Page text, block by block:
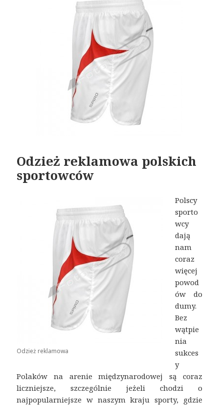
Odzież reklamowa polskich
sportowców
Odzież reklamowa
Polscy
sporto
wcy
dają
nam
coraz
więcej
powod
ów do
dumy.
Bez
wątpie
nia
sukces
y
Polaków na arenie międzynarodowej są coraz
liczniejsze, szczególnie jeżeli chodzi o
najpopularniejsze w naszym kraju sporty, gdzie